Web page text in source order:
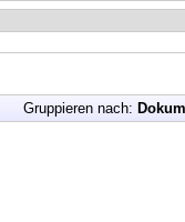
Gruppieren nach: